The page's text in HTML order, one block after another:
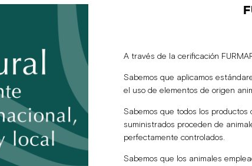
A través de la cerificación
Sabemos que aplicamos
el uso de elementos de origen
Sabemos que todos los
suministrados proceden de
perfectamente controlados.
Sabemos que los animales